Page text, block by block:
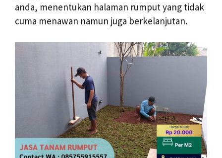
anda, menentukan halaman rumput yang tidak
cuma menawan namun juga berkelanjutan.